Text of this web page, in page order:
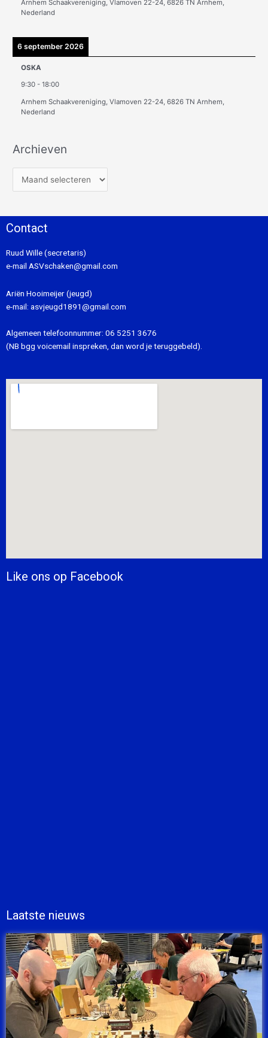
Arnhem Schaakvereniging, Vlamoven 22-24, 6826 TN Arnhem,
Nederland
6 september 2026
OSKA
9:30 -18:00
Arnhem Schaakvereniging, Vlamoven 22-24, 6826 TN Arnhem,
Nederland
Archieven
Contact
Ruud Wille (secretaris)
e-mail ASVschaken@gmail.com
Ariën Hooimeijer (jeugd)
e-mail: asvjeugd1891@gmail.com
Algemeen telefoonnummer: 06 5251 3676
(NB bgg voicemail inspreken, dan word je teruggebeld).
Like ons op Facebook
Laatste nieuws